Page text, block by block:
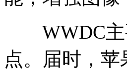
WWDC主
点。届时，苹